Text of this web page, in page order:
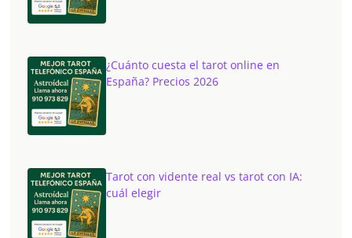
¿Cuánto cuesta el tarot online en
España? Precios 2026
Tarot con vidente real vs tarot con IA:
cuál elegir